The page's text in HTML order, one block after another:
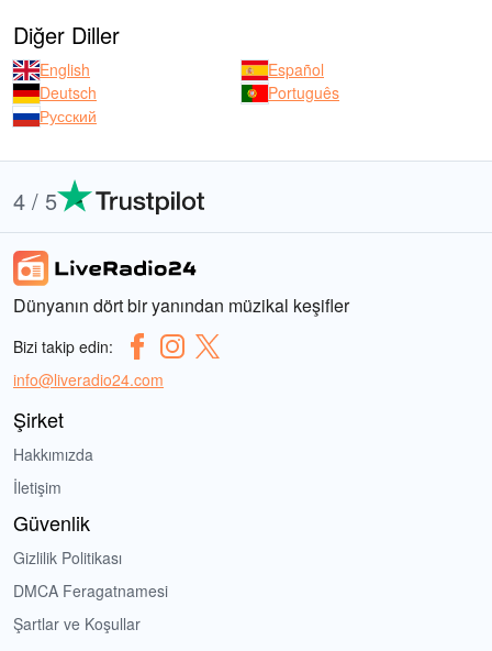
Diğer Diller
English
Español
Deutsch
Português
Русский
4 / 5
Dünyanın dört bir yanından müzikal keşifler
Bizi takip edin:
info@liveradio24.com
Şirket
Hakkımızda
İletişim
Güvenlik
Gizlilik Politikası
DMCA Feragatnamesi
Şartlar ve Koşullar